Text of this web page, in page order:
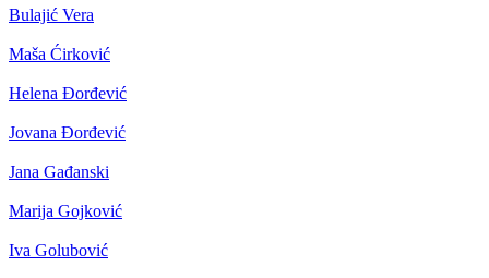
Bulajić Vera
Maša Ćirković
Helena Đorđević
Jovana Đorđević
Jana Gađanski
Marija Gojković
Iva Golubović